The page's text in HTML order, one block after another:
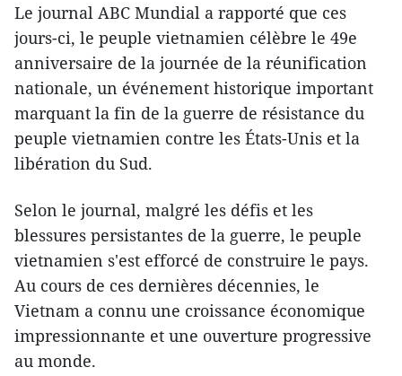
Le journal ABC Mundial a rapporté que ces
jours-ci, le peuple vietnamien célèbre le 49e
anniversaire de la journée de la réunification
nationale, un événement historique important
marquant la fin de la guerre de résistance du
peuple vietnamien contre les États-Unis et la
libération du Sud.
Selon le journal, malgré les défis et les
blessures persistantes de la guerre, le peuple
vietnamien s'est efforcé de construire le pays.
Au cours de ces dernières décennies, le
Vietnam a connu une croissance économique
impressionnante et une ouverture progressive
au monde.